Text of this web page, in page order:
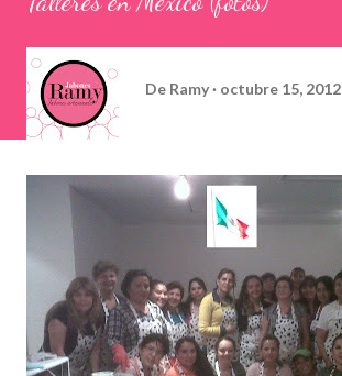
De Ramy octubre 15, 2012